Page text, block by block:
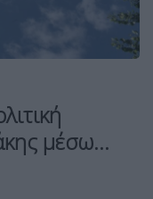
μέσω…